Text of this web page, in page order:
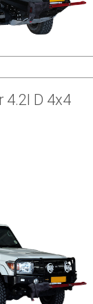
4.2l D 4x4